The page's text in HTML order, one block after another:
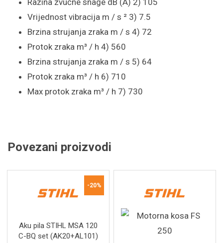
Razina zvučne snage dB (A) 2) 105
Vrijednost vibracija m / s ² 3) 7.5
Brzina strujanja zraka m / s 4) 72
Protok zraka m³ / h 4) 560
Brzina strujanja zraka m / s 5) 64
Protok zraka m³ / h 6) 710
Max protok zraka m³ / h 7) 730
Povezani proizvodi
-20%
Aku pila STIHL MSA 120
C-BQ set (AK20+AL101)